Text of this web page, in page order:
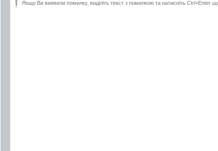
Якщо Ви виявили помилку, виділіть текст з помилкою та натисніть Ctrl+Enter